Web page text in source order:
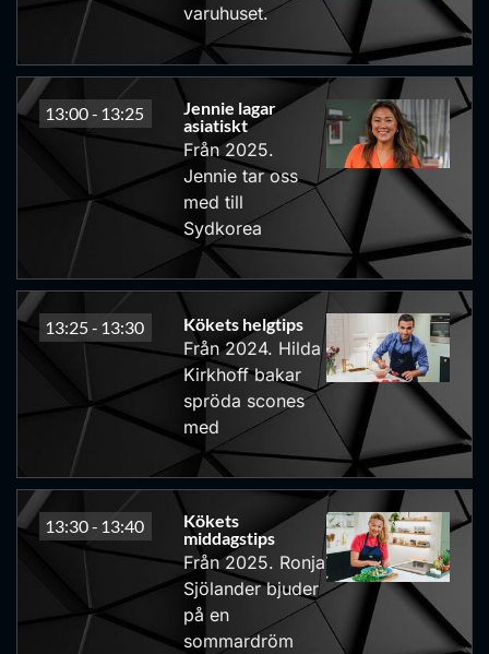
varuhuset.
13:00 - 13:25
Jennie lagar
asiatiskt
Från 2025.
Jennie tar oss
med till
Sydkorea
13:25 - 13:30 Kökets helgtips
Från 2024. Hilda
Kirkhoff bakar
spröda scones
med
13:30 - 13:40
Kökets
middagstips
Från 2025. Ronja
Sjölander bjuder
på en
sommardröm